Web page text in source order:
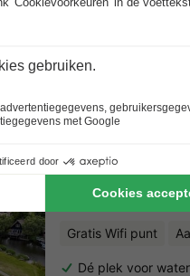
Friesland,
7.8 Goed
Gratis Wifi punt
Dé plek voor
gingen je voor! — „Al